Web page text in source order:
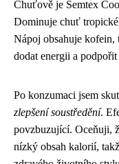
Chuťově je Semtex
Dominuje chuť
Nápoj obsahuje
dodat energii a
Po konzumaci jsem
zlepšení soustředění.
povzbuzující. Oceňuji,
nízký obsah kalorií,